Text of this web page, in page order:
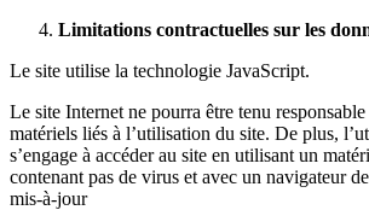
Limitations contractuelles sur les
Le site utilise la technologie JavaScript.
Le site Internet ne pourra être tenu
matériels liés à l’utilisation du site. De plus,
s’engage à accéder au site en utilisant un
contenant pas de virus et avec un navigateur
mis-à-jour